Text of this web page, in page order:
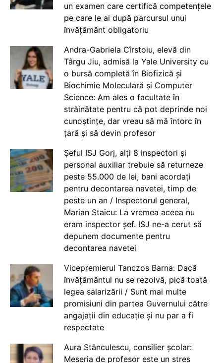
un examen care certifică competențele
pe care le ai după parcursul unui
învățământ obligatoriu
Andra-Gabriela Cîrstoiu, elevă din
Târgu Jiu, admisă la Yale University cu
o bursă completă în Biofizică și
Biochimie Moleculară și Computer
Science: Am ales o facultate în
străinătate pentru că pot deprinde noi
cunoștințe, dar vreau să mă întorc în
țară și să devin profesor
Șeful ISJ Gorj, alți 8 inspectori și
personal auxiliar trebuie să returneze
peste 55.000 de lei, bani acordați
pentru decontarea navetei, timp de
peste un an / Inspectorul general,
Marian Staicu: La vremea aceea nu
eram inspector șef. ISJ ne-a cerut să
depunem documente pentru
decontarea navetei
Vicepremierul Tanczos Barna: Dacă
învățământul nu se rezolvă, pică toată
legea salarizării / Sunt mai multe
promisiuni din partea Guvernului către
angajații din educație și nu par a fi
respectate
Aura Stănculescu, consilier școlar:
Meseria de profesor este un stres